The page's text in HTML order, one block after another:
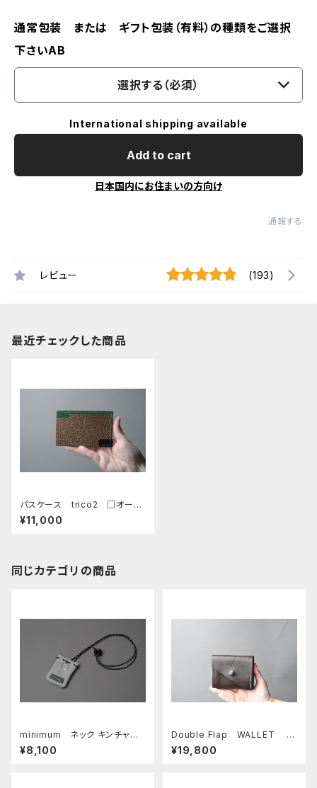
通常包装 または ギフト包装（有料）の種類をご選択
下さいAB
選択する（必須）
International shipping available
Add to cart
日本国内にお住まいの方向け
通報する
レビュー (193)
最近チェックした商品
パスケース trico2 □オー
ク・グリーン・ネイビー□
¥11,000
同じカテゴリの商品
minimum ネック キンチャ
ク □サンドグレー・ロロ ブラ
ック□
¥8,100
Double Flap WALLET
□リバース カスターニョ□
¥19,800